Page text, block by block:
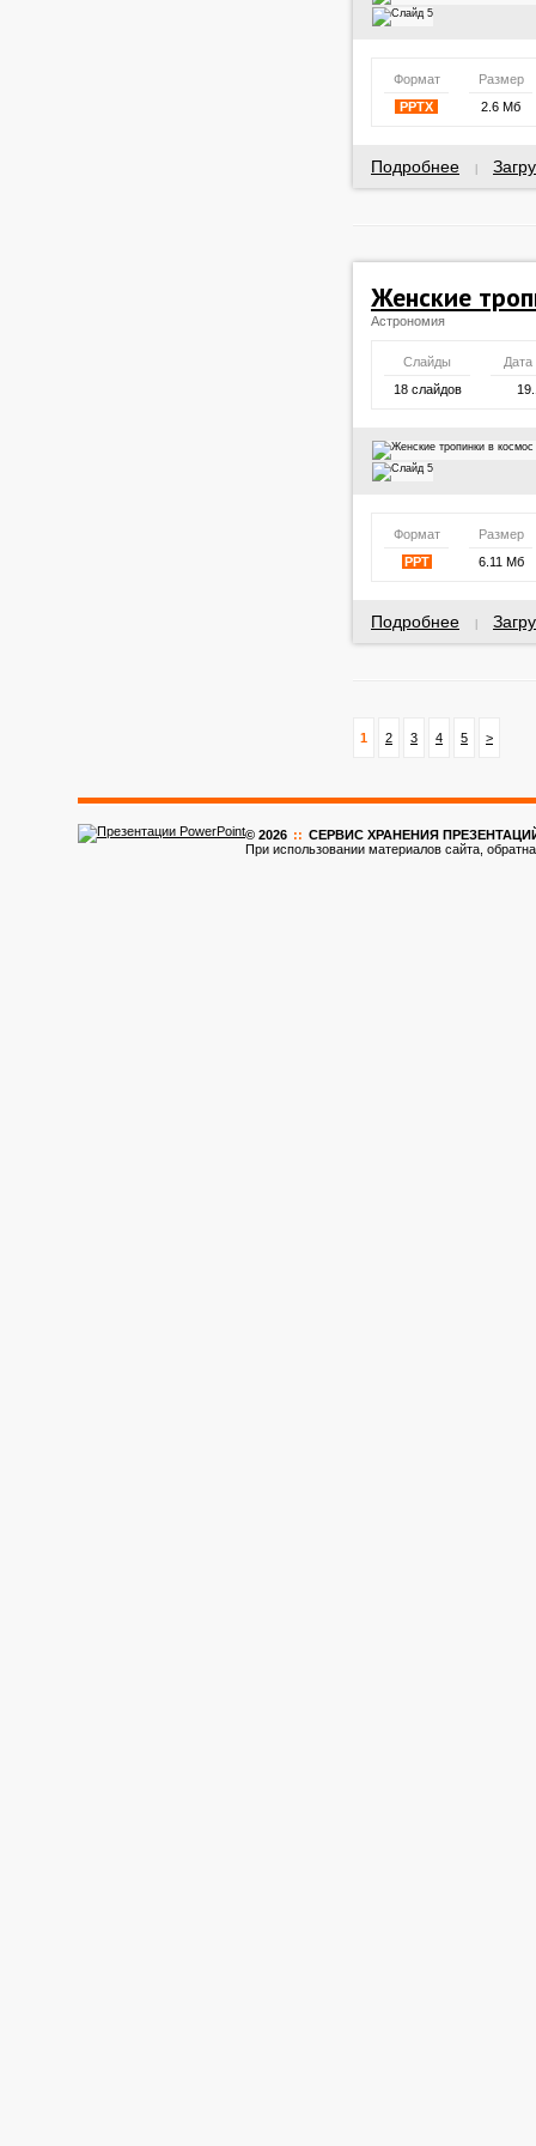
Формат
Размер
PPTX
2.6 Мб
Подробнее
Женские
Астрономия
Слайды
Дата
18 слайдов
Формат
Размер
PPT
6.11 Мб
Подробнее
1 2 3 4 5 >
© 2026 :: CЕРВИС ХРАНЕНИЯ ПРЕЗЕНТАЦИЙ
При использовании материалов сайта,